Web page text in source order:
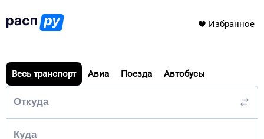
Избранное
Весь транспорт Авиа Поезда Автобусы